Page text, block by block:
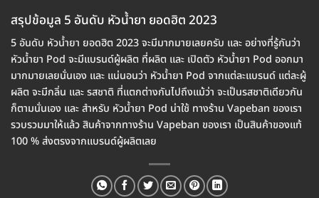
สรุปข้อมูล 5 อันดับ หัวน้ำยา ยอดฮิต 2023
5 อันดับ หัวน้ำยา ยอดฮิต 2023 จะมีมากมายเลยครับ และ อย่างที่รู้กันว่า
หัวน้ำยา Pod จะมีแบรนด์ผู้ผลิต ที่ผลิต และ เปิดตัว หัวน้ำยา Pod ออกมา
มากมายเลยนั่นเอง และ แน่นอนว่า หัวน้ำยา Pod จากแต่ละแบรนด์ แต่ละผู้
ผลิต จะมีกลิ่น และ รสชาติ ที่แตกต่างกันไปถึงแม้ว่า จะเป็นรสชาติเดียวกัน
ก็ตามนั่นเอง และ สำหรับ หัวน้ำยา Pod น่าใช้ ทางร้าน Vapeban ของเรา
รวบรวมมาให้แล้ว สินค้าจากทางร้าน Vapeban ของเรา เป็นสินค้าของแท้
100 % ส่งตรงจากแบรนด์ผู้ผลิตเลย